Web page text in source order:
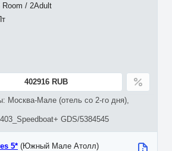
Room / 2Adult
402916 RUB
Москва-Мале (отель со 2-го дня),
GDS/5384545
5* (Южный Мале Атолл)